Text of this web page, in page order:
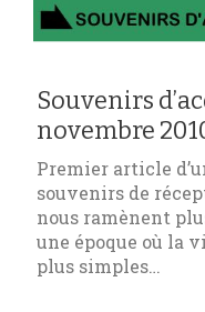
Souvenirs
novembre
Premier article
souvenirs de
nous ramènent
une époque où la
plus simples…